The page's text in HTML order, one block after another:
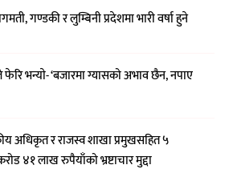
गण्डकी र लुम्बिनी प्रदेशमा भारी वर्षा हुने
भन्याे- ‘बजारमा ग्यासको अभाव छैन, नपाए
अधिकृत र राजस्व शाखा प्रमुखसहित ५
४१ लाख रुपैयाँको भ्रष्टाचार मुद्दा